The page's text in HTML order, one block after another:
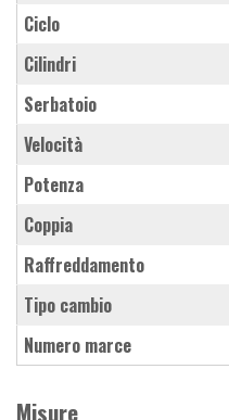
Ciclo
Cilindri
Serbatoio
Velocità
Potenza
Coppia
Raffreddamento
Tipo cambio
Numero marce
Misure